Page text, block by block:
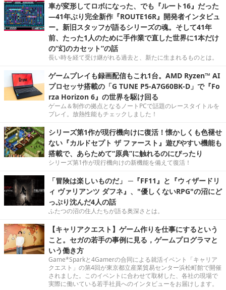
車が変形してロボになった、でも『ルート16』だった
―41年ぶり完全新作『ROUTE16R』開発者インタビュ
ー。新旧スタッフが語るシリーズの魂。そして41年
前、たった1人のために手作業で直した世界に1本だけ
の“幻のカセット”の話
長い時を経て受け継がれる過去と、新たに生まれるものとは。
ゲームプレイも録画配信もこれ1台。AMD Ryzen™ AI
プロセッサ搭載の「G TUNE P5-A7G60BK-D」で『Fo
rza Horizon 6』の世界を駆け回る
ゲーム＆制作の拠点となるノートPCで話題のレースタイトルを
プレイ。放熱性能もチェックしました！
シリーズ第1作が現行機向けに復活！懐かしくも色褪せ
ない『カルドセプト ザ ファースト』遊びやすい機能も
搭載で、あらためて“原典”に触れるのにぴったり
シリーズ第1作が現行機向けの新機能を備えて復活！
「冒険は楽しいものだ」 ─『FF11』と『ウィザードリ
ィ ヴァリアンツ ダフネ』、"優しくないRPG"の沼にど
っぷり沈んだ4人の話
ふたつの沼の住人たちが語る奥深さとは。
【キャリアクエスト】ゲーム作りを仕事にするという
こと。セガの若手の事例に見る，ゲームプログラマと
いう働き方
Game*Sparkと4Gamerの合同による就活イベント「キャリア
クエスト」の第4回が東京都立産業貿易センター浜松町館で開催
されました。このイベントに合わせて取材した、各社の現場で
実際に働いている若手社員へのインタビューをお届けします。